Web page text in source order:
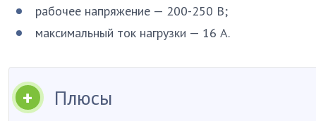
рабочее напряжение — 200-250 В;
максимальный ток нагрузки — 16 А.
Плюсы